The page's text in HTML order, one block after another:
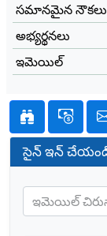
సమానమైన నౌకలు
అభ్యర్థనలు
ఇమెయిల్
సైన్ ఇన్
ఇమెయిల్